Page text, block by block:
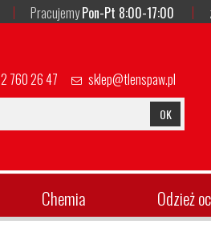
PracujemyPon-Pt 8:00-17:00
760 26 47 sklep@tlenspaw.pl
OK
Chemia Odzież